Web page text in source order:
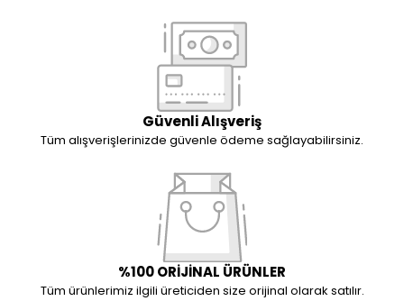
Güvenli Alışveriş
Tüm alışverişlerinizde güvenle ödeme sağlayabilirsiniz.
%100 ORİJİNAL ÜRÜNLER
Tüm ürünlerimiz ilgili üreticiden size orijinal olarak satılır.